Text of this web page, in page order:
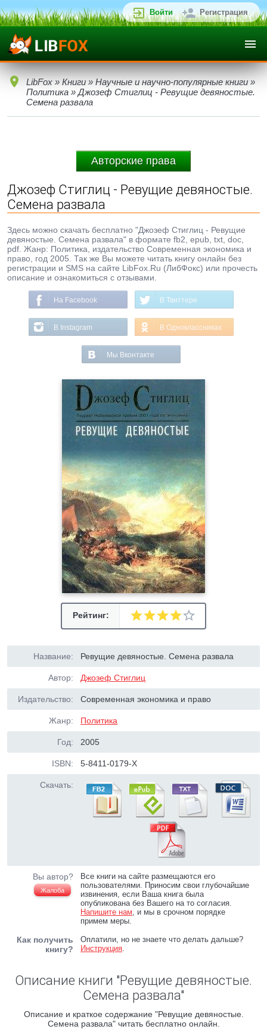
Войти Регистрация
LibFox » Книги » Научные и научно-популярные книги »
Политика » Джозеф Стиглиц - Ревущие девяностые.
Семена развала
Авторские права
Джозеф Стиглиц - Ревущие девяностые.
Семена развала
Здесь можно скачать бесплатно "Джозеф Стиглиц - Ревущие
девяностые. Семена развала" в формате fb2, epub, txt, doc,
pdf. Жанр: Политика, издательство Современная экономика и
право, год 2005. Так же Вы можете читать книгу онлайн без
регистрации и SMS на сайте LibFox.Ru (ЛибФокс) или прочесть
описание и ознакомиться с отзывами.
На Facebook В Твиттере
В Instagram В Одноклассниках
Мы Вконтакте
Рейтинг:
Название: Ревущие девяностые. Семена развала
Автор: Джозеф Стиглиц
Издательство: Современная экономика и право
Жанр: Политика
Год: 2005
ISBN: 5-8411-0179-Х
Скачать:
Вы автор?
Жалоба
Все книги на сайте размещаются его
пользователями. Приносим свои глубочайшие
извинения, если Ваша книга была
опубликована без Вашего на то согласия.
Напишите нам, и мы в срочном порядке
примем меры.
Как получить
книгу?
Оплатили, но не знаете что делать дальше?
Инструкция.
Описание книги "Ревущие девяностые.
Семена развала"
Описание и краткое содержание "Ревущие девяностые.
Семена развала" читать бесплатно онлайн.